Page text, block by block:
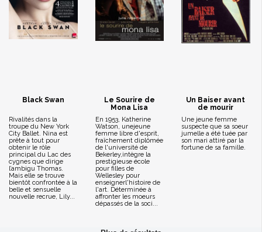
Black Swan
Rivalités dans la
troupe du New York
City Ballet. Nina est
prête à tout pour
obtenir le rôle
principal du Lac des
cygnes que dirige
l’ambigu Thomas.
Mais elle se trouve
bientôt confrontée à la
belle et sensuelle
nouvelle recrue, Lily...
Le Sourire de
Mona Lisa
En 1953, Katherine
Watson, unejeune
femme libre d'esprit,
fraîchement diplômée
de l'université de
Bekerley,intègre la
prestigieuse école
pour filles de
Wellesley pour
enseignerl'histoire de
l'art. Déterminée à
affronter les moeurs
dépassés de la soci...
Un Baiser avant
de mourir
Une jeune femme
suspecte que sa soeur
jumelle a été tuée par
son mari attiré par la
fortune de sa famille.